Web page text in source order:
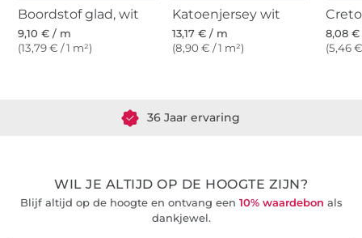
Boordstof glad, wit
9,10 € / m
(13,79 € / 1 m²)
Katoenjersey wit
13,17 € / m
(8,90 € / 1 m²)
8,08
(5,46
Meer dan 1.8 miljoen meter stof klaar voor verzending
WIL JE ALTIJD OP DE HOOGTE ZIJN?
Blijf altijd op de hoogte en ontvang een 10% waardebon als
dankjewel.